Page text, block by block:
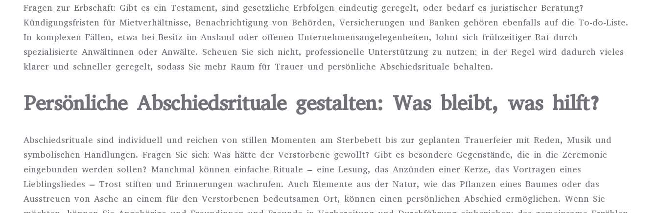
Fragen zur Erbschaft: Gibt es ein Testament, sind gesetzliche Erbfolgen eindeutig geregelt, oder bedarf es juristischer Beratung?
Kündigungsfristen für Mietverhältnisse, Benachrichtigung von Behörden, Versicherungen und Banken gehören ebenfalls auf die To‑do‑Liste.
In komplexen Fällen, etwa bei Besitz im Ausland oder offenen Unternehmensangelegenheiten, lohnt sich frühzeitiger Rat durch
spezialisierte Anwältinnen oder Anwälte. Scheuen Sie sich nicht, professionelle Unterstützung zu nutzen; in der Regel wird dadurch vieles
klarer und schneller geregelt, sodass Sie mehr Raum für Trauer und persönliche Abschiedsrituale behalten.
Persönliche Abschiedsrituale gestalten: Was bleibt, was hilft?
Abschiedsrituale sind individuell und reichen von stillen Momenten am Sterbebett bis zur geplanten Trauerfeier mit Reden, Musik und
symbolischen Handlungen. Fragen Sie sich: Was hätte der Verstorbene gewollt? Gibt es besondere Gegenstände, die in die Zeremonie
eingebunden werden sollen? Manchmal können einfache Rituale – eine Lesung, das Anzünden einer Kerze, das Vortragen eines
Lieblingsliedes – Trost stiften und Erinnerungen wachrufen. Auch Elemente aus der Natur, wie das Pflanzen eines Baumes oder das
Ausstreuen von Asche an einem für den Verstorbenen bedeutsamen Ort, können einen persönlichen Abschied ermöglichen. Wenn Sie